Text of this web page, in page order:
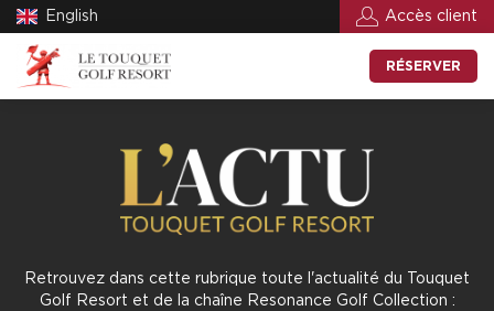
English Accès client
RÉSERVER
Retrouvez dans cette rubrique toute l'actualité du Touquet
Golf Resort et de la chaîne Resonance Golf Collection :